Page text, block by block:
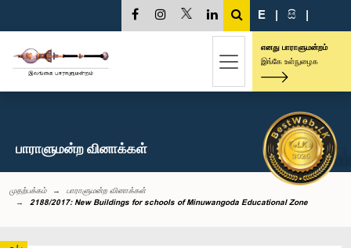
E | සි |
எனது பாராளுமன்றம்
இங்கே உள்நுழைக
பாராளுமன்ற வினாக்கள்
முதற்பக்கம்
பாராளுமன்ற வினாக்கள்
2188/2017: New Buildings for schools of Minuwangoda Educational Zone